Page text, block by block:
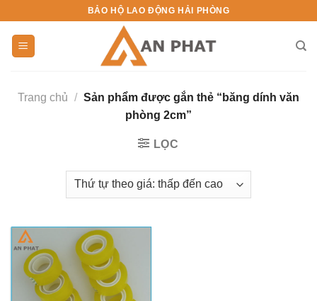
content
BẢO HỘ LAO ĐỘNG HẢI PHÒNG
Trang chủ / Sản phẩm được gắn thẻ “băng dính văn
phòng 2cm”
LỌC